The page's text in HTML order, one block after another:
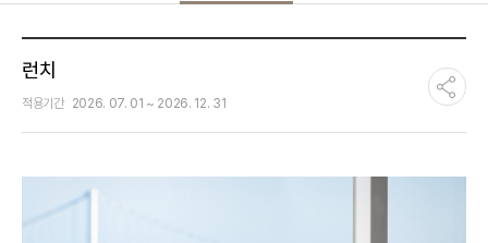
런치
적용기간 2026. 07. 01 ~ 2026. 12. 31